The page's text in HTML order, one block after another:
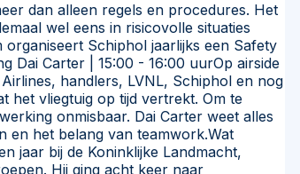
dan alleen regels en procedures. Het
wel eens in risicovolle situaties
Schiphol jaarlijks een Safety
Dai Carter | 15:00 - 16:00 uurOp airside
handlers, LVNL, Schiphol en nog
het vliegtuig op tijd vertrekt. Om te
onmisbaar. Dai Carter weet alles
en het belang van teamwork.Wat
jaar bij de Koninklijke Landmacht,
Hij ging acht keer naar